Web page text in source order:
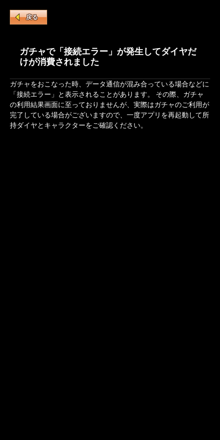
戻る
ガチャで「接続エラー」が発生してダイヤだ
けが消費されました
ガチャをおこなった時、データ通信が混み合っている場合などに
「接続エラー」と表示されることがあります。 その際、ガチャ
の利用結果画面に至っておりませんが、実際はガチャのご利用が
完了している場合がございますので、一度アプリを再起動して所
持ダイヤとキャラクターをご確認ください。